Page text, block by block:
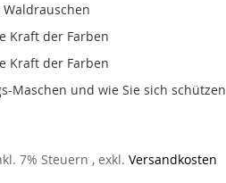
Kraft der Farben
Kraft der Farben
Maschen und wie Sie sich schützen
7% Steuern , exkl. Versandkosten